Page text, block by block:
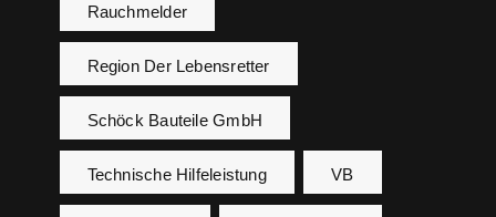
Rauchmelder
Region Der Lebensretter
Schöck Bauteile GmbH
Technische Hilfeleistung VB